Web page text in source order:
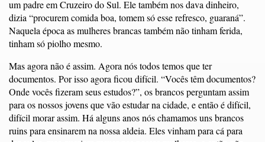
um padre em Cruzeiro do Sul. Ele também nos dava dinheiro,
dizia “procurem comida boa, tomem só esse refresco, guaraná”.
Naquela época as mulheres brancas também não tinham ferida,
tinham só piolho mesmo.
Mas agora não é assim. Agora nós todos temos que ter
documentos. Por isso agora ficou difícil. “Vocês têm documentos?
Onde vocês fizeram seus estudos?”, os brancos perguntam assim
para os nossos jovens que vão estudar na cidade, e então é difícil,
difícil morar assim. Há alguns anos nós chamamos uns brancos
ruins para ensinarem na nossa aldeia. Eles vinham para cá para